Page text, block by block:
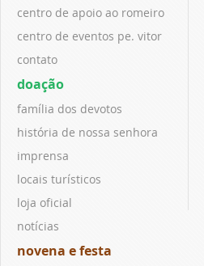
centro de apoio ao romeiro
centro de eventos pe. vitor
contato
doação
família dos devotos
história de nossa senhora
imprensa
locais turísticos
loja oficial
notícias
novena e festa